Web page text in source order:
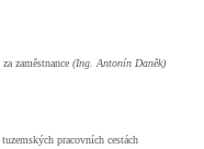
zaměstnance (Ing. Antonín Daněk)
pracovních cestách